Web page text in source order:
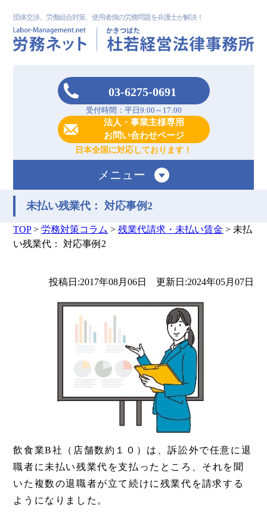
団体交渉、労働組合対策、使用者側の労務問題を弁護士が解決！
03-6275-0691
受付時間：平日9:00～17:00
法人・事業主様専用
お問い合わせページ
日本全国に対応しております！
メニュー
未払い残業代： 対応事例2
TOP>労務対策コラム >残業代請求・未払い賃金 > 未払
い残業代： 対応事例2
投稿日:2017年08月06日 更新日:2024年05月07日
飲食業B社（店舗数約１０）は、訴訟外で任意に退
職者に未払い残業代を支払ったところ、それを聞
いた複数の退職者が立て続けに残業代を請求する
ようになりました。